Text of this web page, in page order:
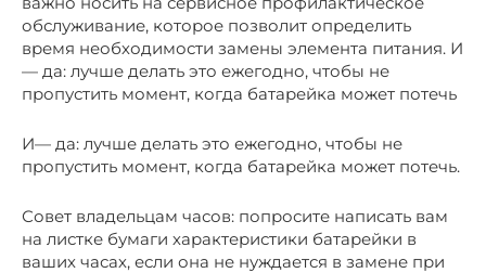
обслуживание, которое позволит определить
время необходимости замены элемента питания. И
— да: лучше делать это ежегодно, чтобы не
пропустить момент, когда батарейка может потечь
И— да: лучше делать это ежегодно, чтобы не
пропустить момент, когда батарейка может потечь.
Совет владельцам часов: попросите написать вам
на листке бумаги характеристики батарейки в
ваших часах, если она не нуждается в замене при